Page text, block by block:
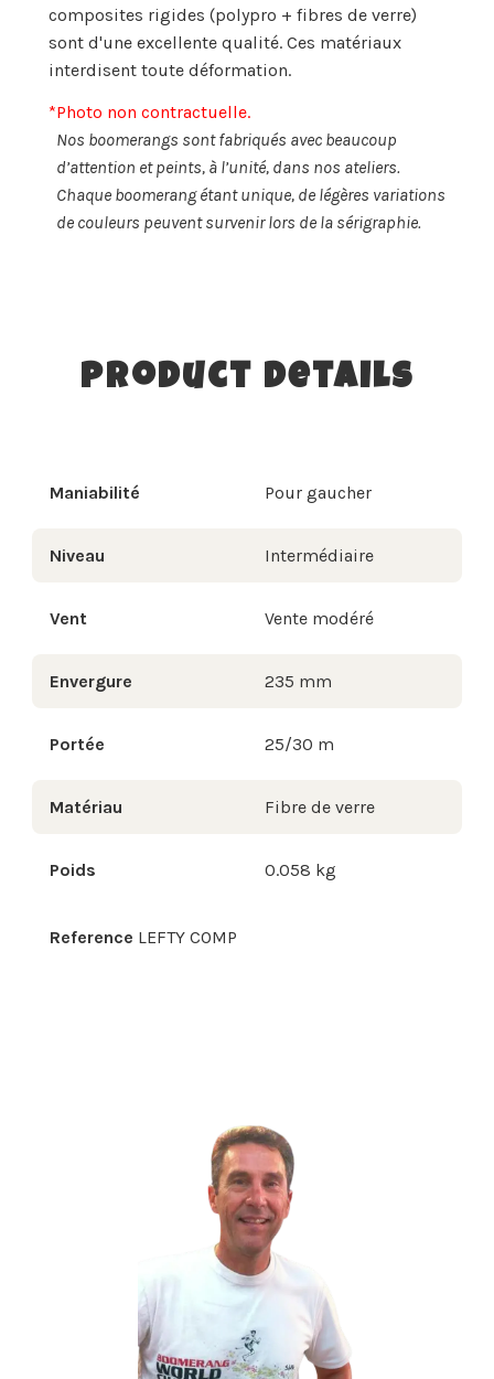
composites rigides (polypro + fibres de verre)
sont d'une excellente qualité. Ces matériaux
interdisent toute déformation.
*Photo non contractuelle.
Nos boomerangs sont fabriqués avec beaucoup
d’attention et peints, à l’unité, dans nos ateliers.
Chaque boomerang étant unique, de légères variations
de couleurs peuvent survenir lors de la sérigraphie.
Product Details
Maniabilité Pour gaucher
Niveau Intermédiaire
Vent Vente modéré
Envergure 235 mm
Portée 25/30 m
Matériau Fibre de verre
Poids 0.058 kg
Reference LEFTY COMP